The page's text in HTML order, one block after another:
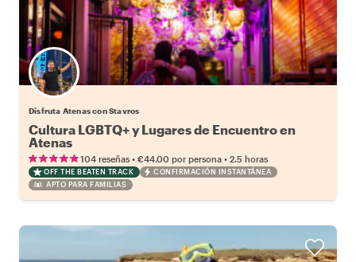
Disfruta Atenas con Stavros
Cultura LGBTQ+ y Lugares de Encuentro en
Atenas
104 reseñas • €44.00 por persona • 2.5 horas
OFF THE BEATEN TRACK
CONFIRMACIÓN INSTANTÁNEA
APTO PARA FAMILIAS